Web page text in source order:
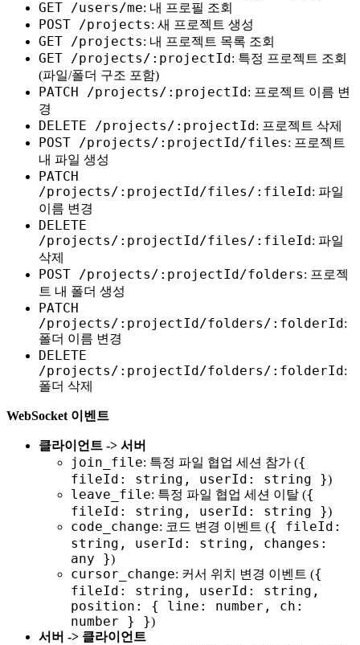
GET /users/me: 내 프로필 조회
POST /projects: 새 프로젝트 생성
GET /projects: 내 프로젝트 목록 조회
GET /projects/:projectId : 특정 프로젝트 조회
(파일/폴더 구조 포함)
PATCH /projects/:projectId : 프로젝트 이름 변
경
DELETE /projects/:projectId : 프로젝트 삭제
POST /projects/:projectId/files: 프로젝트
내 파일 생성
PATCH
/projects/:projectId/files/:fileId : 파일
이름 변경
DELETE
/projects/:projectId/files/:fileId : 파일
삭제
POST /projects/:projectId/folders: 프로젝
트 내 폴더 생성
PATCH
/projects/:projectId/folders/:folderId :
폴더 이름 변경
DELETE
/projects/:projectId/folders/:folderId :
폴더 삭제
WebSocket 이벤트
클라이언트 -> 서버
join_file: 특정 파일 협업 세션 참가 ({
fileId: string, userId: string })
leave_file: 특정 파일 협업 세션 이탈 ({
fileId: string, userId: string })
code_change: 코드 변경 이벤트 ({ fileId:
string, userId: string, changes:
any })
cursor_change: 커서 위치 변경 이벤트 ({
fileId: string, userId: string,
position: { line: number, ch:
number } })
서버 -> 클라이언트